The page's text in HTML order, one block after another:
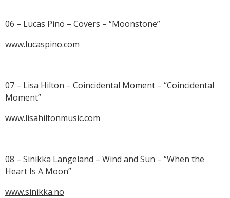
06 – Lucas Pino – Covers – “Moonstone”
www.lucaspino.com
07 – Lisa Hilton – Coincidental Moment – “Coincidental
Moment”
www.lisahiltonmusic.com
08 – Sinikka Langeland – Wind and Sun – “When the
Heart Is A Moon”
www.sinikka.no